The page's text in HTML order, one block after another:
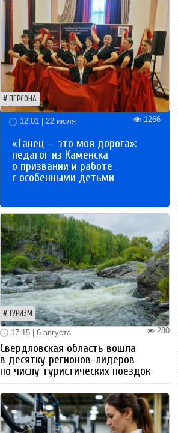
ПЕРСОНА
12:01 | 22 июля 1266
«Танец — это моя дорога»:
педагог из Каменска
о призвании и работе
с особенными детьми
ТУРИЗМ
280
17:15 | 6 августа
Свердловская область вошла
в десятку регионов-лидеров
по числу туристических поездок